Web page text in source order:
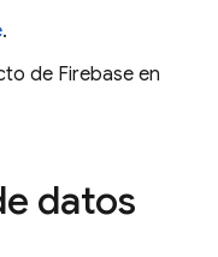
.
de Firebase en
datos